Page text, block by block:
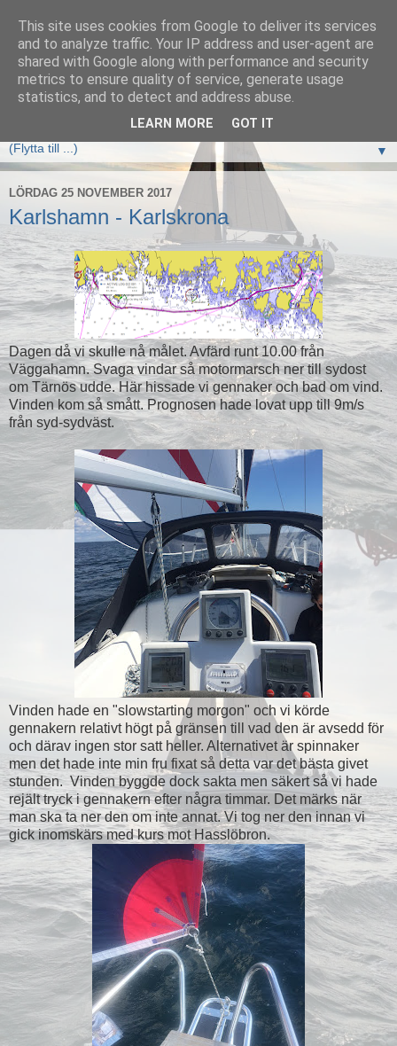
Elan333 Vilja
www.elan333.se - en blogg om båten, seglingar, havet och
allt som hör därtill
▼
LÖRDAG 25 NOVEMBER 2017
Karlshamn - Karlskrona
Dagen då vi skulle nå målet. Avfärd runt 10.00 från
Väggahamn. Svaga vindar så motormarsch ner till sydost
om Tärnös udde. Här hissade vi gennaker och bad om vind.
Vinden kom så smått. Prognosen hade lovat upp till 9m/s
från syd-sydväst.
Vinden hade en "slowstarting morgon" och vi körde
gennakern relativt högt på gränsen till vad den är avsedd för
och därav ingen stor satt heller. Alternativet är spinnaker
men det hade inte min fru fixat så detta var det bästa givet
stunden. Vinden byggde dock sakta men säkert så vi hade
rejält tryck i gennakern efter några timmar. Det märks när
man ska ta ner den om inte annat. Vi tog ner den innan vi
gick inomskärs med kurs mot Hasslöbron.
This site uses cookies from Google to deliver its services
and to analyze traffic. Your IP address and user-agent are
shared with Google along with performance and security
metrics to ensure quality of service, generate usage
statistics, and to detect and address abuse.
LEARN MORE GOT IT